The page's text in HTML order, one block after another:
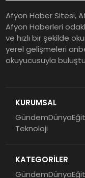
Afyon Haber Sitesi,
Afyon Haberleri
ve hızlı bir şekilde
yerel gelişmeleri
okuyucusuyla
KURUMSAL
GündemDünya
Teknoloji
KATEGORİLER
GündemDünya